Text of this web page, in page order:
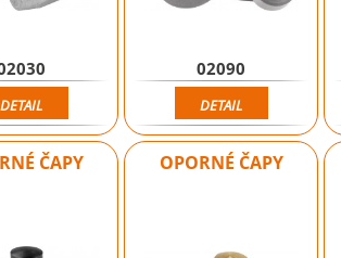
DETAIL
02090
DETAIL
ČAPY OPORNÉ ČAPY